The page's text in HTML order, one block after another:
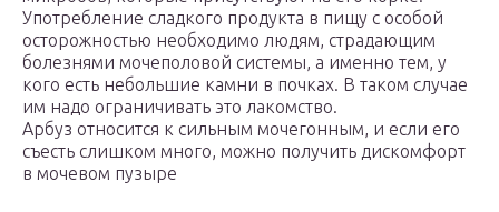
Употребление сладкого продукта в пищу с особой
осторожностью необходимо людям, страдающим
болезнями мочеполовой системы, а именно тем, у
кого есть небольшие камни в почках. В таком случае
им надо ограничивать это лакомство.
Арбуз относится к сильным мочегонным, и если его
съесть слишком много, можно получить дискомфорт
в мочевом пузыре